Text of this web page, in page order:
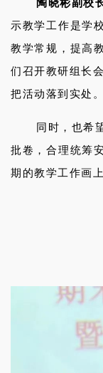
陶晓彬副校
示教学工作是学
教学常规，提高
们召开教研组长
把活动落到实处。
同时，也希
批卷，合理统筹
期的教学工作画